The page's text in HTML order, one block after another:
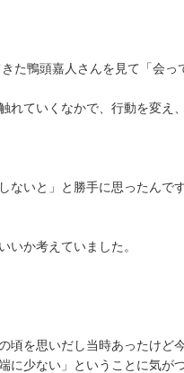
た鴨頭嘉人さんを見て「会
ていくなかで、行動を変え
いと」と勝手に思ったんです
いか考えていました。
を思いだし当時あったけ
少ない」ということに気がつ